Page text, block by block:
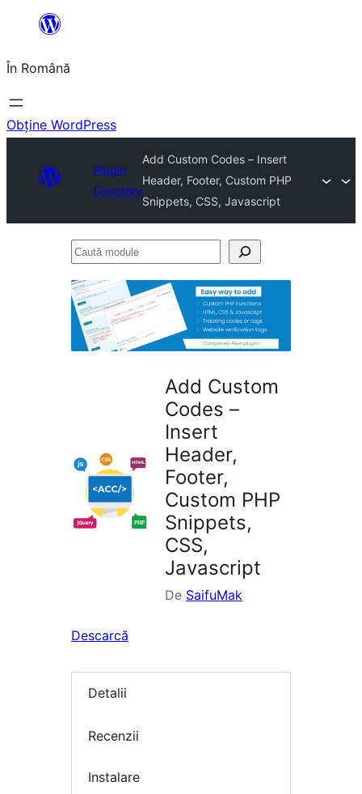
conținut
În Română
Obține WordPress
Plugin
Directory
Add Custom Codes – Insert
Header, Footer, Custom PHP
Snippets, CSS, Javascript
Caută
Add Custom
Codes –
Insert
Header,
Footer,
Custom PHP
Snippets,
CSS,
Javascript
De SaifuMak
Descarcă
Detalii
Recenzii
Instalare